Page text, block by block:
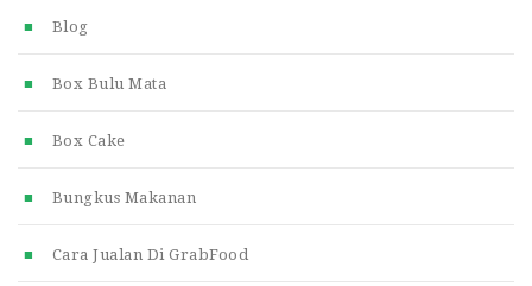
Blog
Box Bulu Mata
Box Cake
Bungkus Makanan
Cara Jualan Di GrabFood